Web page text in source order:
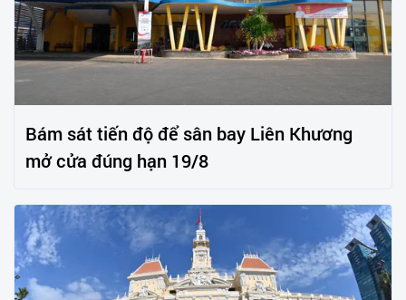
Bám sát tiến độ để sân bay Liên Khương
mở cửa đúng hạn 19/8